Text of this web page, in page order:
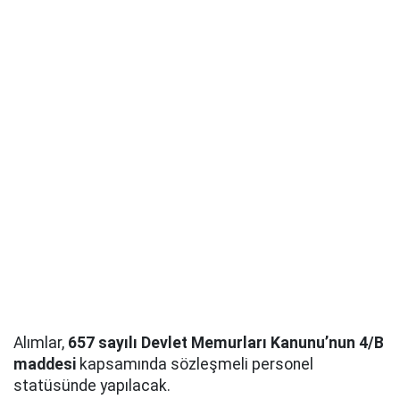
Alımlar, 657 sayılı Devlet Memurları Kanunu’nun 4/B
maddesi kapsamında sözleşmeli personel
statüsünde yapılacak.